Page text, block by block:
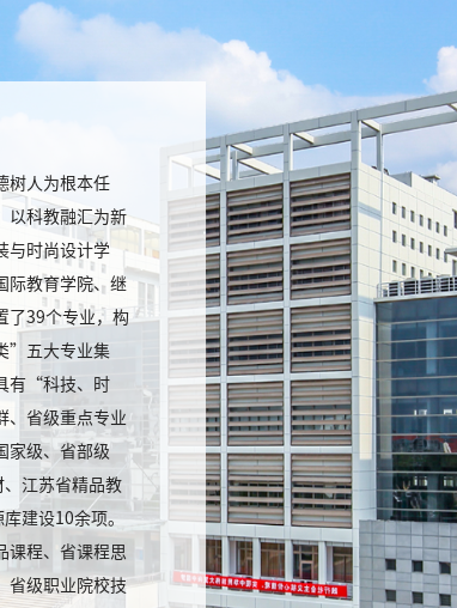
树人为根本任
以科教融汇为新
与时尚设计学
际教育学院、继
了39个专业，构
”五大专业集
有“科技、时
、省级重点专业
家级、省部级
江苏省精品教
库建设10余项。
课程、省课程思
省级职业院校技